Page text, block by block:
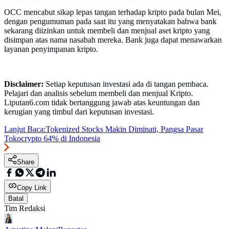
OCC mencabut sikap lepas tangan terhadap kripto pada bulan Mei,
dengan pengumuman pada saat itu yang menyatakan bahwa bank
sekarang diizinkan untuk membeli dan menjual aset kripto yang
disimpan atas nama nasabah mereka. Bank juga dapat menawarkan
layanan penyimpanan kripto.
Disclaimer: Setiap keputusan investasi ada di tangan pembaca.
Pelajari dan analisis sebelum membeli dan menjual Kripto.
Liputan6.com tidak bertanggung jawab atas keuntungan dan
kerugian yang timbul dari keputusan investasi.
Lanjut Baca:Tokenized Stocks Makin Diminati, Pangsa Pasar
Tokocrypto 64% di Indonesia
Share
Copy Link
Batal
Tim Redaksi